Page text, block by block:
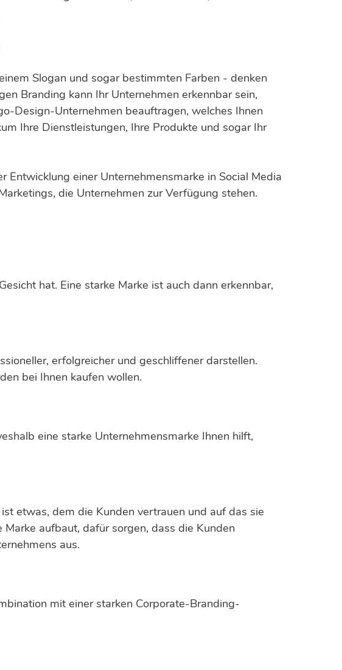
Slogan und sogar bestimmten Farben - denken
Branding kann Ihr Unternehmen erkennbar sein,
Design-Unternehmen beauftragen, welches Ihnen
Ihre Dienstleistungen, Ihre Produkte und sogar Ihr
einer Unternehmensmarke in Social Media
die Unternehmen zur Verfügung stehen.
hat. Eine starke Marke ist auch dann erkennbar,
erfolgreicher und geschliffener darstellen.
bei Ihnen kaufen wollen.
eine starke Unternehmensmarke Ihnen hilft,
etwas, dem die Kunden vertrauen und auf das sie
aufbaut, dafür sorgen, dass die Kunden
aus.
mit einer starken Corporate-Branding-